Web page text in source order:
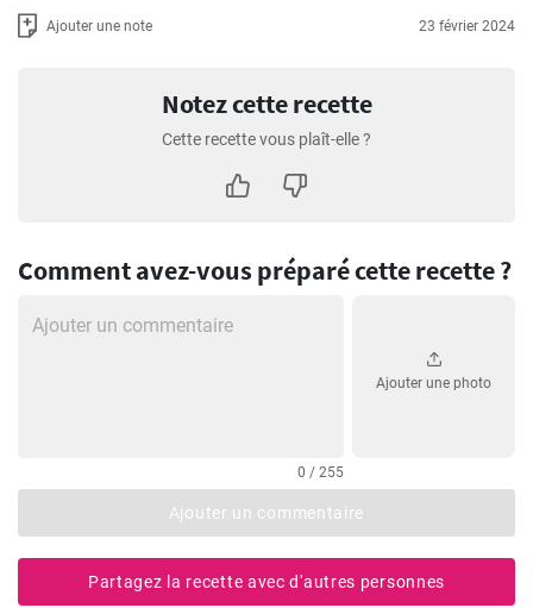
Ajouter une note 23 février 2024
Notez cette recette
Cette recette vous plaît-elle ?
Comment avez-vous préparé cette recette ?
0 / 255
Ajouter une photo
Ajouter un commentaire
Partagez la recette avec d'autres personnes